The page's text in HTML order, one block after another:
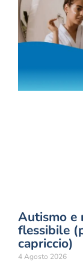
Autismo e
flessibile
capriccio)
4 Agosto 2026